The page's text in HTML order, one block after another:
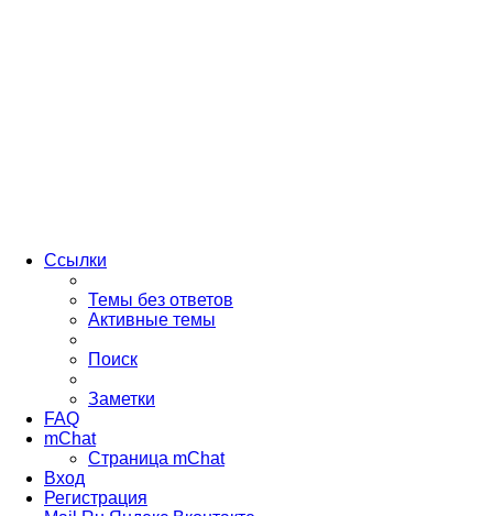
Ссылки
Темы без ответов
Активные темы
Поиск
Заметки
FAQ
mChat
Страница mChat
Вход
Регистрация